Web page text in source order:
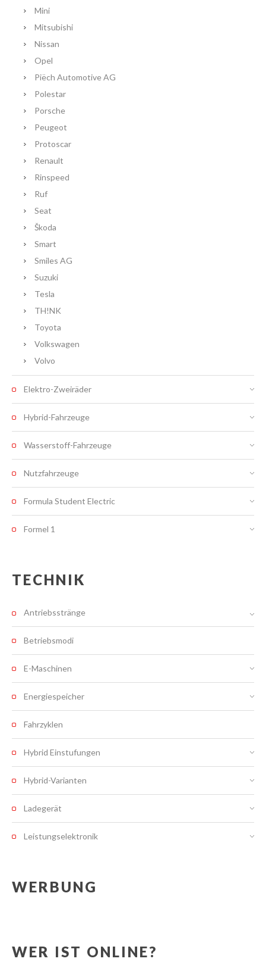
Mini
Mitsubishi
Nissan
Opel
Piëch Automotive AG
Polestar
Porsche
Peugeot
Protoscar
Renault
Rinspeed
Ruf
Seat
Škoda
Smart
Smiles AG
Suzuki
Tesla
TH!NK
Toyota
Volkswagen
Volvo
Elektro-Zweiräder
Hybrid-Fahrzeuge
Wasserstoff-Fahrzeuge
Nutzfahrzeuge
Formula Student Electric
Formel 1
TECHNIK
Antriebsstränge
Betriebsmodi
E-Maschinen
Energiespeicher
Fahrzyklen
Hybrid Einstufungen
Hybrid-Varianten
Ladegerät
Leistungselektronik
WERBUNG
WER IST ONLINE?